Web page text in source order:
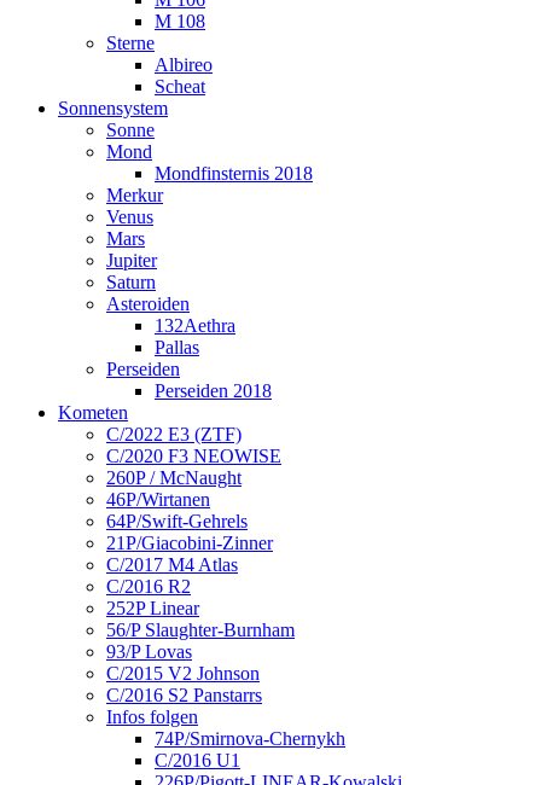
M 108
Sterne
Albireo
Scheat
Sonnensystem
Sonne
Mond
Mondfinsternis 2018
Merkur
Venus
Mars
Jupiter
Saturn
Asteroiden
132Aethra
Pallas
Perseiden
Perseiden 2018
Kometen
C/2022 E3 (ZTF)
C/2020 F3 NEOWISE
260P / McNaught
46P/Wirtanen
64P/Swift-Gehrels
21P/Giacobini-Zinner
C/2017 M4 Atlas
C/2016 R2
252P Linear
56/P Slaughter-Burnham
93/P Lovas
C/2015 V2 Johnson
C/2016 S2 Panstarrs
Infos folgen
74P/Smirnova-Chernykh
C/2016 U1